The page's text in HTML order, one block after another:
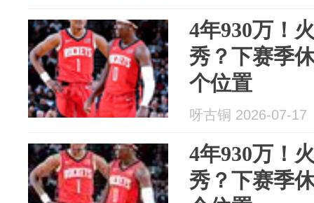
4年930万！
秀？下赛季
个位置
呀古铜 2026-07-17
4年930万！
秀？下赛季